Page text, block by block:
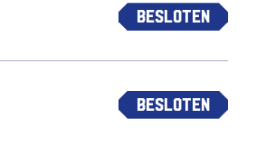
Besloten
Besloten